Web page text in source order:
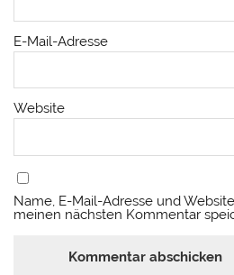
E-Mail-Adresse
Website
Name, E-Mail-Adresse und
meinen nächsten Kommentar